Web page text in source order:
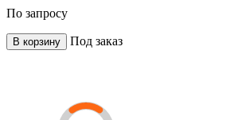
По запросу
В корзину Под заказ